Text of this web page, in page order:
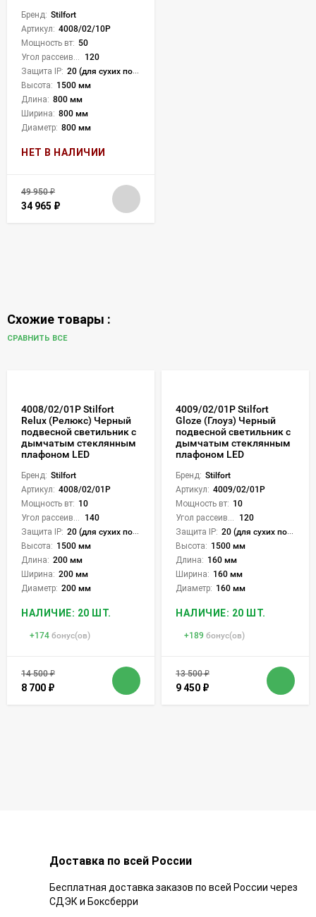
Бренд: Stilfort
Артикул: 4008/02/10P
Мощность вт: 50
120
Защита IP: 20 (для сухих пом.)
Высота: 1500 мм
Длина: 800 мм
Ширина: 800 мм
Диаметр: 800 мм
НЕТ В НАЛИЧИИ
49 950₽
34 965 ₽
Схожие товары :
СРАВНИТЬ ВСЕ
4008/02/01P Stilfort
Relux (Релюкс) Черный
подвесной светильник с
дымчатым стеклянным
плафоном LED
Бренд: Stilfort
Артикул: 4008/02/01P
Мощность вт: 10
140
Защита IP: 20 (для сухих пом.)
Высота: 1500 мм
Длина: 200 мм
Ширина: 200 мм
Диаметр: 200 мм
НАЛИЧИЕ: 20 ШТ.
+174 бонус(ов)
14 500₽
8 700 ₽
4009/02/01P Stilfort
Gloze (Глоуз) Черный
подвесной светильник с
дымчатым стеклянным
плафоном LED
Бренд: Stilfort
Артикул: 4009/02/01P
Мощность вт: 10
120
Защита IP: 20 (для сухих пом.)
Высота: 1500 мм
Длина: 160 мм
Ширина: 160 мм
Диаметр: 160 мм
НАЛИЧИЕ: 20 ШТ.
+189 бонус(ов)
13 500₽
9 450 ₽
Доставка по всей России
Бесплатная доставка заказов по всей России через
СДЭК и Боксберри